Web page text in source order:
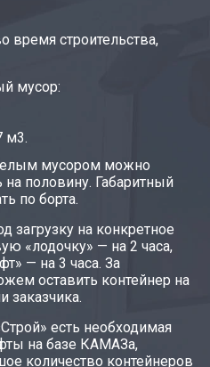
время строительства,
мусор:
м3.
мусором можно
на половину. Габаритный
по борта.
загрузку на конкретное
«лодочку» — на 2 часа,
— на 3 часа. За
оставить контейнер на
заказчика.
есть необходимая
на базе КАМАЗа,
количество контейнеров